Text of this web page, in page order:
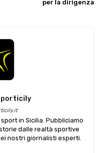
per la dirigenza
in Sicilia. Pubbliciamo
dalle realtà sportive
nostri giornalisti esperti.